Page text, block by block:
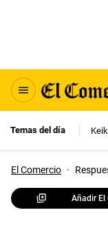
Temas del día
El Comercio ·
Añadir El